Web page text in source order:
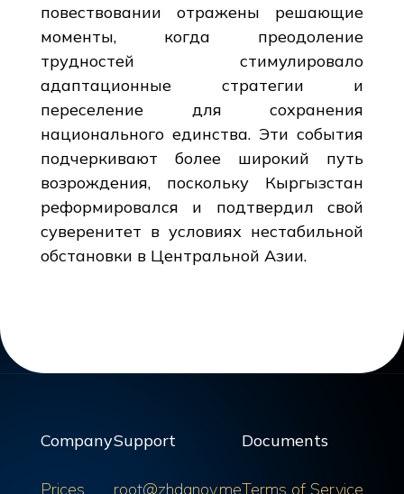
повествовании отражены решающие
моменты, когда преодоление
трудностей стимулировало
адаптационные стратегии и
переселение для сохранения
национального единства. Эти события
подчеркивают более широкий путь
возрождения, поскольку Кыргызстан
реформировался и подтвердил свой
суверенитет в условиях нестабильной
обстановки в Центральной Азии.
Company
Prices
Support
root@zhdanov.me
Documents
Terms of Service